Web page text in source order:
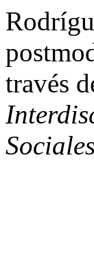
través
Sociales